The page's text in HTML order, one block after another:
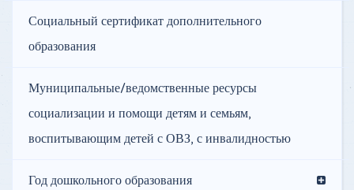
Социальный сертификат дополнительного
образования
Муниципальные/ведомственные ресурсы
социализации и помощи детям и семьям,
воспитывающим детей с ОВЗ, с инвалидностью
Год дошкольного образования